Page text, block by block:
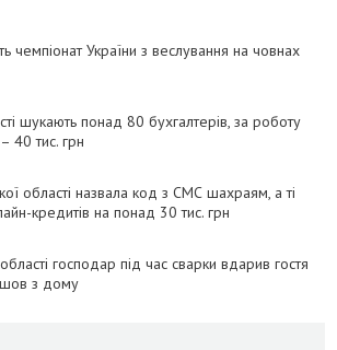
чемпіонат України з веслування на човнах
шукають понад 80 бухгалтерів, за роботу
40 тис. грн
області назвала код з СМС шахраям, а ті
кредитів на понад 30 тис. грн
господар під час сварки вдарив гостя
з дому